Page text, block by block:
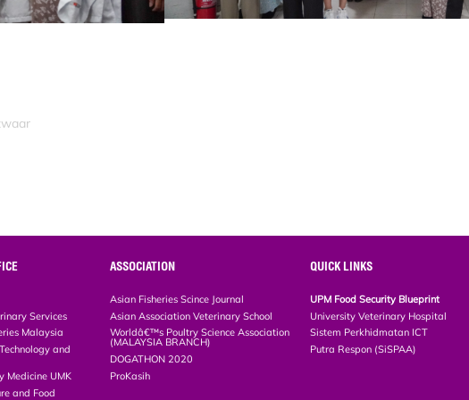
Services
Malaysia
and
Medicine UMK
and Food
ASSOCIATION
Asian Fisheries Scince Journal
Asian Association Veterinary School
Worldâ€™s Poultry Science Association
(MALAYSIA BRANCH)
DOGATHON 2020
ProKasih
QUICK LINKS
UPM Food Security Blueprint
University Veterinary Hospital
Sistem Perkhidmatan ICT
Putra Respon (SiSPAA)